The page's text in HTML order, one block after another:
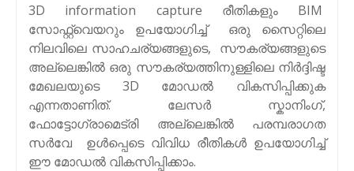
3D information capture രീതികളും BIM
സോഫ്റ്റ്‌വെയറും ഉപയോഗിച്ച് ഒരു സൈറ്റിലെ
നിലവിലെ സാഹചര്യങ്ങളുടെ, സൗകര്യങ്ങളുടെ
അല്ലെങ്കിൽ ഒരു സൗകര്യത്തിനുള്ളിലെ നിർദ്ദിഷ്ട
മേഖലയുടെ 3D മോഡൽ വികസിപ്പിക്കുക
എന്നതാണിത്. ലേസർ സ്കാനിംഗ്,
ഫോട്ടോഗ്രാമെട്രി അല്ലെങ്കിൽ പരമ്പരാഗത
സർവേ ഉൾപ്പെടെ വിവിധ രീതികൾ ഉപയോഗിച്ച്
ഈ മോഡൽ വികസിപ്പിക്കാം.